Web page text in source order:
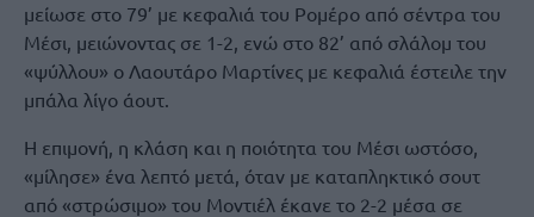
μείωσε στο 79’ με κεφαλιά του Ρομέρο από σέντρα του
Μέσι, μειώνοντας σε 1-2, ενώ στο 82’ από σλάλομ του
«ψύλλου» ο Λαουτάρο Μαρτίνες με κεφαλιά έστειλε την
μπάλα λίγο άουτ.
Η επιμονή, η κλάση και η ποιότητα του Μέσι ωστόσο,
«μίλησε» ένα λεπτό μετά, όταν με καταπληκτικό σουτ
από «στρώσιμο» του Μοντιέλ έκανε το 2-2 μέσα σε